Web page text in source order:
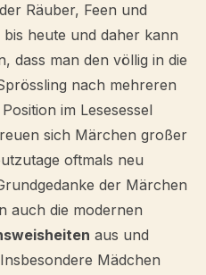
Räuber, Feen und
heute und daher kann
dass man den völlig in die
nach mehreren
im Lesesessel
sich Märchen großer
oftmals neu
der Märchen
auch die modernen
aus und
Mädchen